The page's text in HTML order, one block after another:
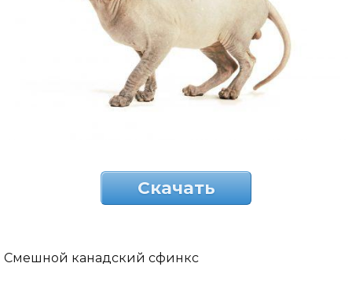
Скачать
Смешной канадский сфинкс